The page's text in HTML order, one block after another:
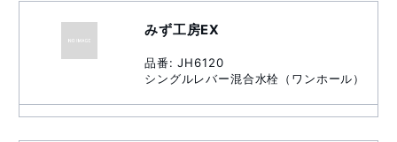
みず工房EX
品番: JH6120
シングルレバー混合水栓（ワンホール）